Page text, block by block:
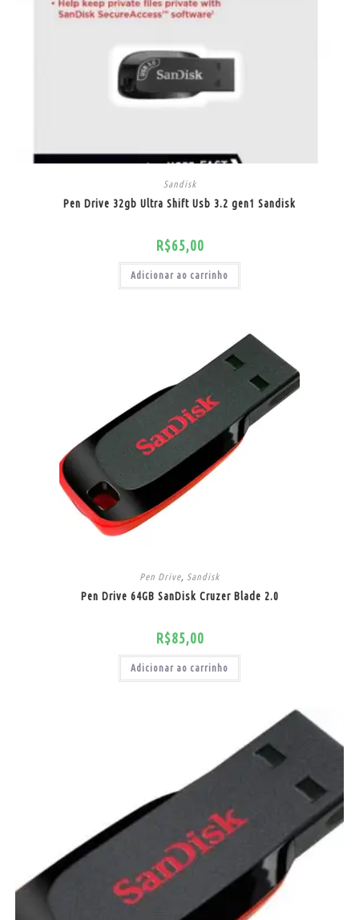
Sandisk
Pen Drive 32gb Ultra Shift Usb 3.2 gen1 Sandisk
R$65,00
Adicionar ao carrinho
Pen Drive, Sandisk
Pen Drive 64GB SanDisk Cruzer Blade 2.0
R$85,00
Adicionar ao carrinho